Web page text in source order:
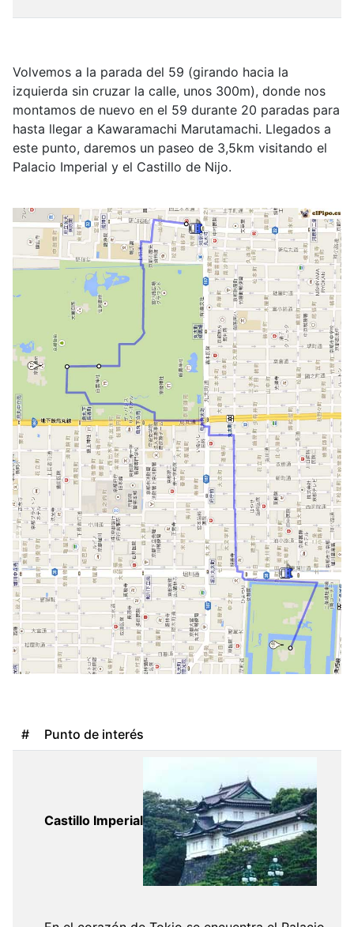
Volvemos a la parada del 59 (girando hacia la
izquierda sin cruzar la calle, unos 300m), donde nos
montamos de nuevo en el 59 durante 20 paradas para
hasta llegar a Kawaramachi Marutamachi. Llegados a
este punto, daremos un paseo de 3,5km visitando el
Palacio Imperial y el Castillo de Nijo.
# Punto de interés
Castillo Imperial